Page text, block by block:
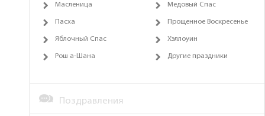
Масленица Медовый Спас
Пасха Прощенное Воскресенье
Яблочный Спас Хэллоуин
Рош а-Шана Другие праздники
Поздравления